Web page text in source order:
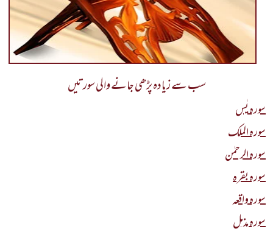
سب سے زیادہ پڑھی جانے والی سورتیں
سورہ یٰس
سورہ الملک
سورہ الرحمٰن
سورہ بقرہ
سورہ واقعہ
سورہ مذمل